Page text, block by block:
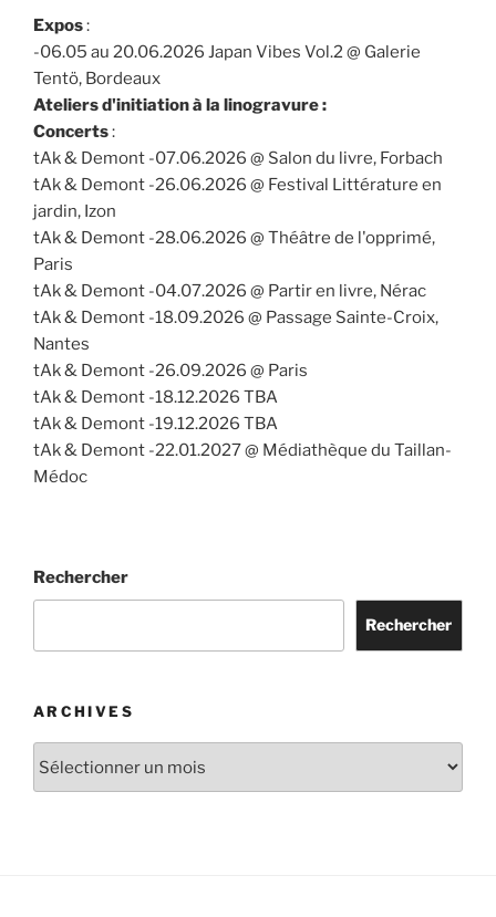
Expos:
-06.05 au 20.06.2026 Japan Vibes Vol.2 @ Galerie
Tentö, Bordeaux
Ateliers d'initiation à la linogravure :
Concerts:
tAk & Demont -07.06.2026 @ Salon du livre, Forbach
tAk & Demont -26.06.2026 @ Festival Littérature en
jardin, Izon
tAk & Demont -28.06.2026 @ Théâtre de l'opprimé,
Paris
tAk & Demont -04.07.2026 @ Partir en livre, Nérac
tAk & Demont -18.09.2026 @ Passage Sainte-Croix,
Nantes
tAk & Demont -26.09.2026 @ Paris
tAk & Demont -18.12.2026 TBA
tAk & Demont -19.12.2026 TBA
tAk & Demont -22.01.2027 @ Médiathèque du Taillan-
Médoc
Rechercher
Rechercher
ARCHIVES